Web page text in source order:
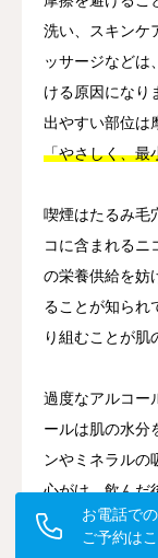
洗い、スキンケ
ッサージなどは
ける原因になり
出やすい部位は
「やさしく、最
喫煙はたるみ毛
コに含まれるニ
の栄養供給を妨
ることが知られ
り組むことが肌
過度なアルコー
ールは肌の水分
ンやミネラルの
心がけ、飲んだ
う。
お電話での
ご予約は